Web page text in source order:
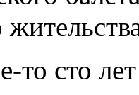
то сто